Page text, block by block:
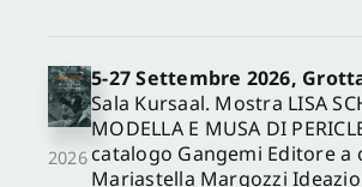
2026
5-27 Settembre 2026,
Sala Kursaal. Mostra LISA
MODELLA E MUSA DI
catalogo Gangemi Editore a
Mariastella Margozzi